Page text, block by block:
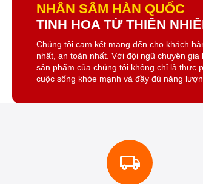
NHÂN SÂM HÀN QUỐC
TINH HOA TỪ THIÊN
Chúng tôi cam kết mang đến cho khách
nhất, an toàn nhất. Với đội ngũ chuyên
sản phẩm của chúng tôi không chỉ là thực
cuộc sống khỏe mạnh và đầy đủ năng